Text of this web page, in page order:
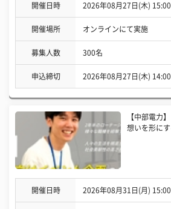
開催日時 2026年08月27日(木)
開催場所 オンラインにて実施
募集人数 300名
申込締切 2026年08月27日(木) 14:00
【中部電力
想いを形に
開催日時 2026年08月31日(月)